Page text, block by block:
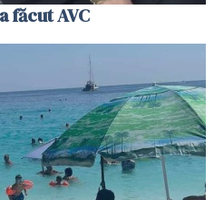
făcut AVC